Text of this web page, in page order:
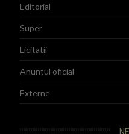
Editorial
Super
Licitatii
Anuntul oficial
Externe